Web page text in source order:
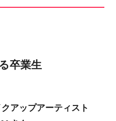
卒業生
アップアーティスト